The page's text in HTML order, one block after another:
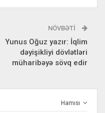
NÖVBƏTI
Yunus Oğuz yazır: İqlim
dəyişikliyi dövlətləri
müharibəyə sövq edir
Hamısı